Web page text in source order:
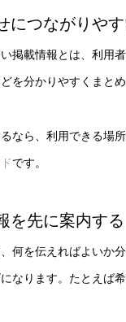
につながりや
掲載情報とは、利用
を分かりやすくまと
なら、利用できる場
です。
を先に案内する
何を伝えればよいか
なります。たとえば